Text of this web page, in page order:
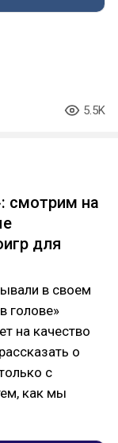
5.5K
смотрим на
для
в своем
голове»
на качество
о
с
как мы